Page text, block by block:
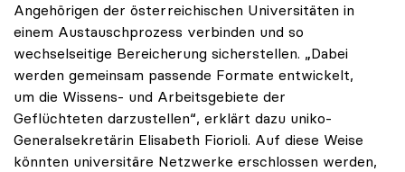
Angehörigen der österreichischen Universitäten in
einem Austauschprozess verbinden und so
wechselseitige Bereicherung sicherstellen. „Dabei
werden gemeinsam passende Formate entwickelt,
um die Wissens- und Arbeitsgebiete der
Geflüchteten darzustellen“, erklärt dazu uniko-
Generalsekretärin Elisabeth Fiorioli. Auf diese Weise
könnten universitäre Netzwerke erschlossen werden,